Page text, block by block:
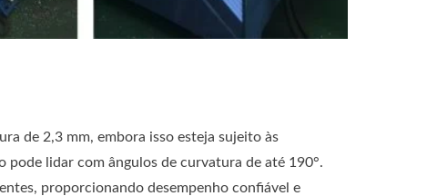
de 2,3 mm, embora isso esteja sujeito às
lidar com ângulos de curvatura de até 190°.
proporcionando desempenho confiável e